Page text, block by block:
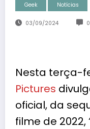
Geek Notícias
03/09/2024
Nesta terça-
Pictures
oficial, da
filme de 2022, ‘